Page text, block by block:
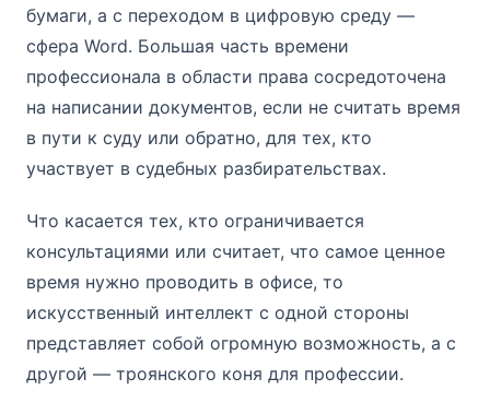
бумаги, а с переходом в цифровую среду —
сфера Word. Большая часть времени
профессионала в области права сосредоточена
на написании документов, если не считать время
в пути к суду или обратно, для тех, кто
участвует в судебных разбирательствах.
Что касается тех, кто ограничивается
консультациями или считает, что самое ценное
время нужно проводить в офисе, то
искусственный интеллект с одной стороны
представляет собой огромную возможность, а с
другой — троянского коня для профессии.